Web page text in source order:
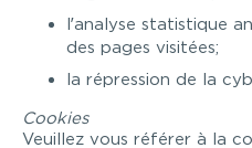
l’analyse statistique
des pages visitées;
la répression de la
Cookies
Veuillez vous référer à la